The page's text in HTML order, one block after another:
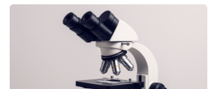
Schlaganfall“ mit Sitz in Würzburg fördert die
Schlaganfallforschung, um die Behandlung der
Betroffenen zu verbessern. Dazu schreibt sie auch in
diesem Jahr wieder deutschlandweit den Hentschel-
Preis aus. Er richtet sich gezielt an jüngere
Forscherinnen und Forscher unter 40 Jahren. Geehrt
werden soll eine herausragende Doktorarbeit oder eine